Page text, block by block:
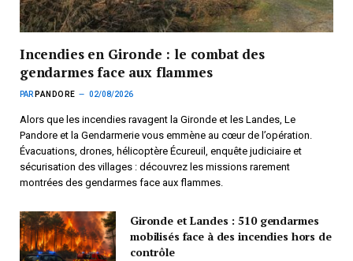
Incendies en Gironde : le combat des
gendarmes face aux flammes
PAR PANDORE 02/08/2026
Alors que les incendies ravagent la Gironde et les Landes, Le
Pandore et la Gendarmerie vous emmène au cœur de l’opération.
Évacuations, drones, hélicoptère Écureuil, enquête judiciaire et
sécurisation des villages : découvrez les missions rarement
montrées des gendarmes face aux flammes.
Gironde et Landes : 510 gendarmes
mobilisés face à des incendies hors de
contrôle